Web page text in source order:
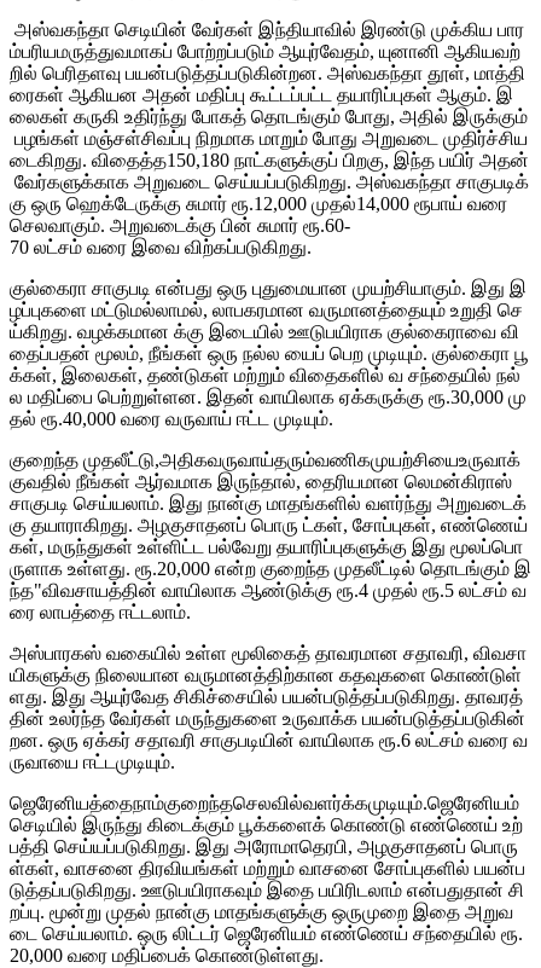
அஸ்வகந்தா செடியின் வேர்கள் இந்தியாவில் இரண்டு முக்கிய பார
ம்பரியமருத்துவமாகப் போற்றப்படும் ஆயுர்வேதம், யுனானி ஆகியவற்
றில் பெரிதளவு பயன்படுத்தப்படுகின்றன. அஸ்வகந்தா தூள், மாத்தி
ரைகள் ஆகியன அதன் மதிப்பு கூட்டப்பட்ட தயாரிப்புகள் ஆகும். இ
லைகள் கருகி உதிர்ந்து போகத் தொடங்கும் போது, அதில் இருக்கும்
பழங்கள் மஞ்சள்சிவப்பு நிறமாக மாறும் போது அறுவடை முதிர்ச்சிய
டைகிறது. விதைத்த150,180 நாட்களுக்குப் பிறகு, இந்த பயிர் அதன்
வேர்களுக்காக அறுவடை செய்யப்படுகிறது. அஸ்வகந்தா சாகுபடிக்
கு ஒரு ஹெக்டேருக்கு சுமார் ரூ.12,000 முதல்14,000 ரூபாய் வரை
செலவாகும். அறுவடைக்கு பின் சுமார் ரூ.60-
70 லட்சம் வரை இவை விற்கப்படுகிறது.
குல்கைரா சாகுபடி என்பது ஒரு புதுமையான முயற்சியாகும். இது இ
ழப்புகளை மட்டுமல்லாமல், லாபகரமான வருமானத்தையும் உறுதி செ
ய்கிறது. வழக்கமான க்கு இடையில் ஊடுபயிராக குல்கைராவை வி
தைப்பதன் மூலம், நீங்கள் ஒரு நல்ல யைப் பெற முடியும். குல்கைரா பூ
க்கள், இலைகள், தண்டுகள் மற்றும் விதைகளில் வ சந்தையில் நல்
ல மதிப்பை பெற்றுள்ளன. இதன் வாயிலாக ஏக்கருக்கு ரூ.30,000 மு
தல் ரூ.40,000 வரை வருவாய் ஈட்ட முடியும்.
குறைந்த முதலீட்டு,அதிகவருவாய்தரும்வணிகமுயற்சியைஉருவாக்
குவதில் நீங்கள் ஆர்வமாக இருந்தால், தைரியமான லெமன்கிராஸ்
சாகுபடி செய்யலாம். இது நான்கு மாதங்களில் வளர்ந்து அறுவடைக்
கு தயாராகிறது. அழகுசாதனப் பொரு ட்கள், சோப்புகள், எண்ணெய்
கள், மருந்துகள் உள்ளிட்ட பல்வேறு தயாரிப்புகளுக்கு இது மூலப்பொ
ருளாக உள்ளது. ரூ.20,000 என்ற குறைந்த முதலீட்டில் தொடங்கும் இ
ந்த"விவசாயத்தின் வாயிலாக ஆண்டுக்கு ரூ.4 முதல் ரூ.5 லட்சம் வ
ரை லாபத்தை ஈட்டலாம்.
அஸ்பாரகஸ் வகையில் உள்ள மூலிகைத் தாவரமான சதாவரி, விவசா
யிகளுக்கு நிலையான வருமானத்திற்கான கதவுகளை கொண்டுள்
ளது. இது ஆயுர்வேத சிகிச்சையில் பயன்படுத்தப்படுகிறது. தாவரத்
தின் உலர்ந்த வேர்கள் மருந்துகளை உருவாக்க பயன்படுத்தப்படுகின்
றன. ஒரு ஏக்கர் சதாவரி சாகுபடியின் வாயிலாக ரூ.6 லட்சம் வரை வ
ருவாயை ஈட்டமுடியும்.
ஜெரேனியத்தைநாம்குறைந்தசெலவில்வளர்க்கமுடியும்.ஜெரேனியம்
செடியில் இருந்து கிடைக்கும் பூக்களைக் கொண்டு எண்ணெய் உற்
பத்தி செய்யப்படுகிறது. இது அரோமாதெரபி, அழகுசாதனப் பொரு
ள்கள், வாசனை திரவியங்கள் மற்றும் வாசனை சோப்புகளில் பயன்ப
டுத்தப்படுகிறது. ஊடுபயிராகவும் இதை பயிரிடலாம் என்பதுதான் சி
றப்பு. மூன்று முதல் நான்கு மாதங்களுக்கு ஒருமுறை இதை அறுவ
டை செய்யலாம். ஒரு லிட்டர் ஜெரேனியம் எண்ணெய் சந்தையில் ரூ.
20,000 வரை மதிப்பைக் கொண்டுள்ளது.